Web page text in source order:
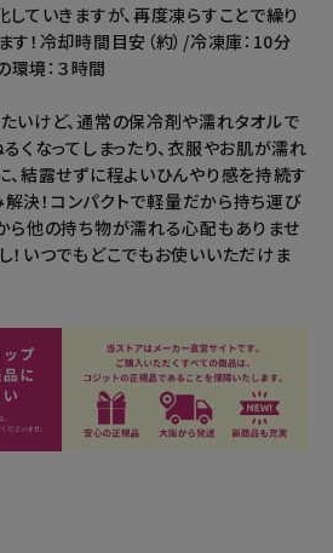
ていきますが、再度凍らすことで繰り
す！冷却時間目安（約）/冷凍庫：10分
境：３時間
いけど、通常の保冷剤や濡れタオルで
くなってしまったり、衣服やお肌が濡れ
結露せずに程よいひんやり感を持続す
解決！コンパクトで軽量だから持ち運び
ら他の持ち物が濡れる心配もありませ
！いつでもどこでもお使いいただけま